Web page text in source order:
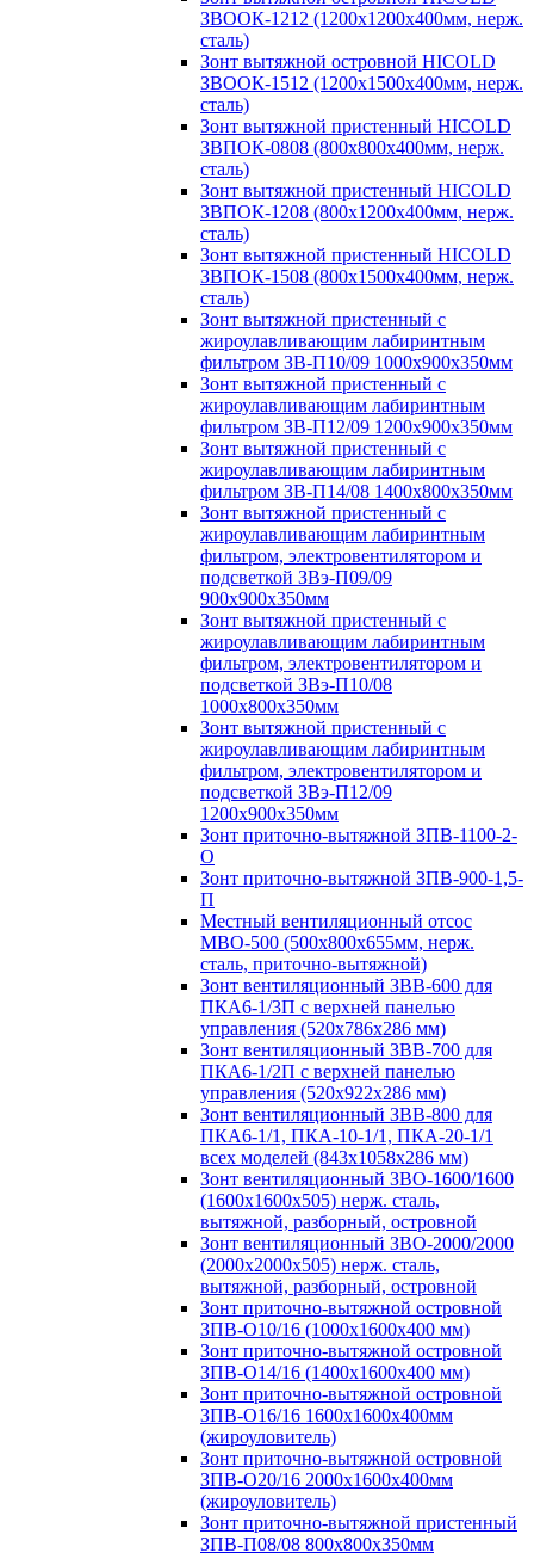
ЗВООК-1212 (1200x1200x400мм, нерж.
сталь)
Зонт вытяжной островной HICOLD
ЗВООК-1512 (1200х1500х400мм, нерж.
сталь)
Зонт вытяжной пристенный HICOLD
ЗВПОК-0808 (800х800х400мм, нерж.
сталь)
Зонт вытяжной пристенный HICOLD
ЗВПОК-1208 (800х1200х400мм, нерж.
сталь)
Зонт вытяжной пристенный HICOLD
ЗВПОК-1508 (800х1500х400мм, нерж.
сталь)
Зонт вытяжной пристенный с
жироулавливающим лабиринтным
фильтром ЗВ-П10/09 1000х900х350мм
Зонт вытяжной пристенный с
жироулавливающим лабиринтным
фильтром ЗВ-П12/09 1200х900х350мм
Зонт вытяжной пристенный с
жироулавливающим лабиринтным
фильтром ЗВ-П14/08 1400х800х350мм
Зонт вытяжной пристенный с
жироулавливающим лабиринтным
фильтром, электровентилятором и
подсветкой ЗВэ-П09/09
900х900х350мм
Зонт вытяжной пристенный с
жироулавливающим лабиринтным
фильтром, электровентилятором и
подсветкой ЗВэ-П10/08
1000х800х350мм
Зонт вытяжной пристенный с
жироулавливающим лабиринтным
фильтром, электровентилятором и
подсветкой ЗВэ-П12/09
1200х900х350мм
Зонт приточно-вытяжной ЗПВ-1100-2-
О
Зонт приточно-вытяжной ЗПВ-900-1,5-
П
Местный вентиляционный отсос
МВО-500 (500х800х655мм, нерж.
сталь, приточно-вытяжной)
Зонт вентиляционный ЗВВ-600 для
ПКА6-1/3П с верхней панелью
управления (520х786х286 мм)
Зонт вентиляционный ЗВВ-700 для
ПКА6-1/2П с верхней панелью
управления (520х922х286 мм)
Зонт вентиляционный ЗВВ-800 для
ПКА6-1/1, ПКА-10-1/1, ПКА-20-1/1
всех моделей (843х1058х286 мм)
Зонт вентиляционный ЗВО-1600/1600
(1600х1600х505) нерж. сталь,
вытяжной, разборный, островной
Зонт вентиляционный ЗВО-2000/2000
(2000х2000х505) нерж. сталь,
вытяжной, разборный, островной
Зонт приточно-вытяжной островной
ЗПВ-О10/16 (1000х1600х400 мм)
Зонт приточно-вытяжной островной
ЗПВ-О14/16 (1400х1600х400 мм)
Зонт приточно-вытяжной островной
ЗПВ-О16/16 1600х1600х400мм
(жироуловитель)
Зонт приточно-вытяжной островной
ЗПВ-О20/16 2000х1600х400мм
(жироуловитель)
Зонт приточно-вытяжной пристенный
ЗПВ-П08/08 800х800х350мм